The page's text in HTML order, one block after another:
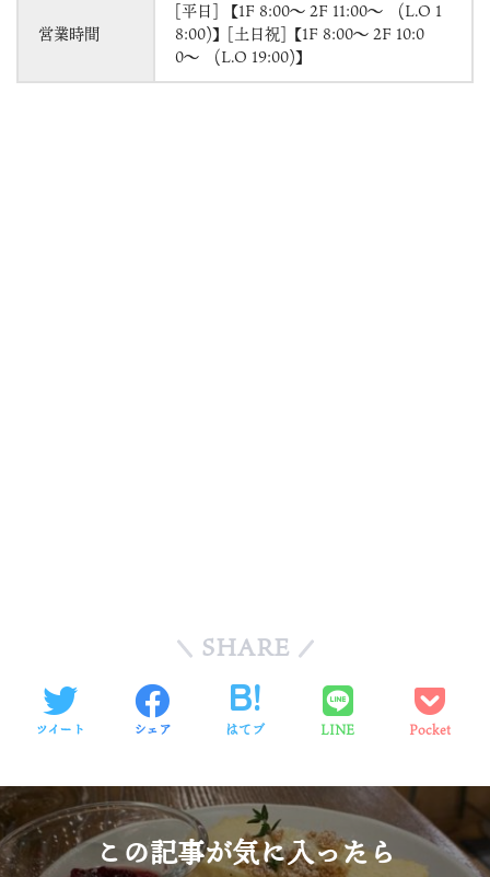
営業時間
[平日] 【1F 8:00～ 2F 11:00〜 (L.O 1
8:00)】[土日祝]【1F 8:00～ 2F 10:0
0〜 (L.O 19:00)】
SHARE
ツイート シェア はてブ LINE Pocket
この記事が気に入ったら